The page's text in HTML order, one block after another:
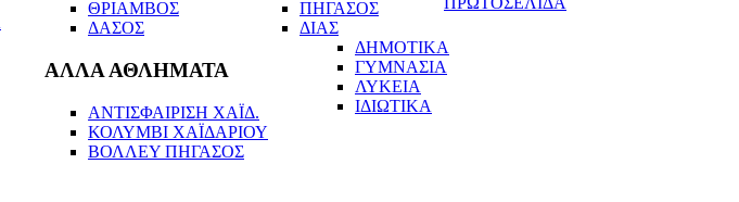
ΘΡΙΑΜΒΟΣ
ΔΑΣΟΣ
ΠΗΓΑΣΟΣ
ΔΙΑΣ
ΑΛΛΑ ΑΘΛΗΜΑΤΑ
ΑΝΤΙΣΦΑΙΡΙΣΗ ΧΑΪΔ.
ΚΟΛΥΜΒΙ ΧΑΪΔΑΡΙΟΥ
ΒΟΛΛΕΥ ΠΗΓΑΣΟΣ
ΔΗΜΟΤΙΚΑ
ΓΥΜΝΑΣΙΑ
ΛΥΚΕΙΑ
ΙΔΙΩΤΙΚΑ